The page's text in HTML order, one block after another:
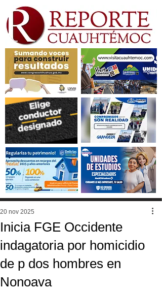
Inicia FGE Occidente
indagatoria por homicidio
de p dos hombres en
Nonoava
20 nov 2025